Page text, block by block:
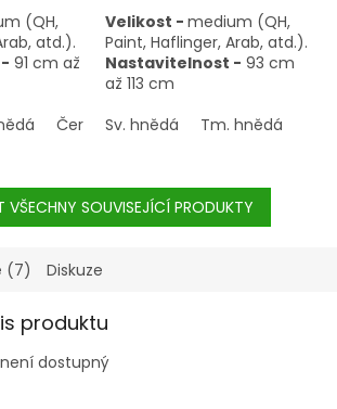
(QH,
atd.).
91 cm až
Černohnědá
Velikost - medium (QH,
Paint, Haflinger, Arab, atd.).
Nastavitelnost - 93 cm
až 113 cm
Sv. hnědá
Tm. hnědá
VŠECHNY SOUVISEJÍCÍ PRODUKTY
(7) Diskuze
produktu
dostupný